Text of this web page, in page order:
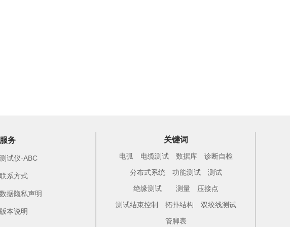
服务
测试仪-ABC
联系方式
数据隐私声明
版本说明
关键词
电弧 电缆测试 数据库
诊断自检
分布式系统
功能测试
测试
绝缘测试
测量
压接点
测试结束控制
拓扑结构
双绞线测试
管脚表